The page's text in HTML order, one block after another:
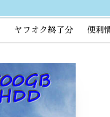
ヤフオク終了分 便利